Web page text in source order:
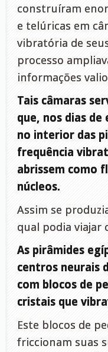
construíram
e telúricas em
vibratória de
processo
informações
Tais câmaras
que, nos dias
no interior das
frequência
abrissem como
núcleos.
Assim se
qual podia viajar
As pirâmides
centros neurais
com blocos de
cristais que
Este blocos de
friccionam suas